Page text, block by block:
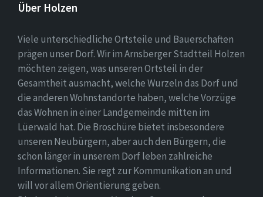
Über Holzen
Viele unterschiedliche Ortsteile und Bauerschaften
prägen unser Dorf. Wir im Arnsberger Stadtteil Holzen
möchten zeigen, was unseren Ortsteil in der
Gesamtheit ausmacht, welche Wurzeln das Dorf und
die anderen Wohnstandorte haben, welche Vorzüge
das Wohnen in einer Landgemeinde mitten im
Lüerwald hat. Die Broschüre bietet insbesondere
unseren Neubürgern, aber auch den Bürgern, die
schon länger in unserem Dorf leben zahlreiche
Informationen. Sie regt zur Kommunikation an und
will vor allem Orientierung geben.